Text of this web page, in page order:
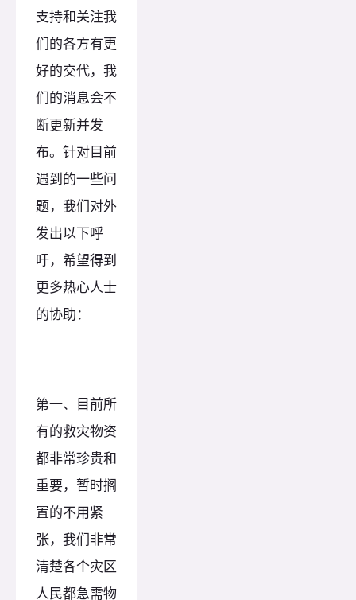
支持和关注我
们的各方有更
好的交代，我
们的消息会不
断更新并发
布。针对目前
遇到的一些问
题，我们对外
发出以下呼
吁，希望得到
更多热心人士
的协助：
第一、目前所
有的救灾物资
都非常珍贵和
重要，暂时搁
置的不用紧
张，我们非常
清楚各个灾区
人民都急需物